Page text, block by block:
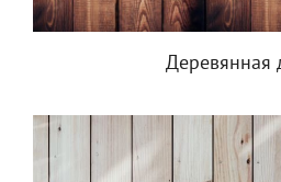
Деревянная